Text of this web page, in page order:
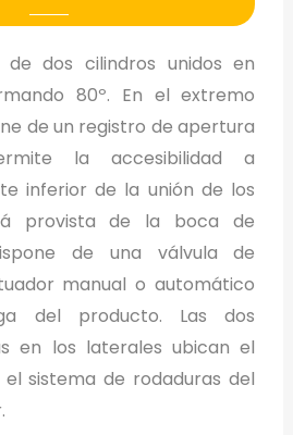
dos cilindros unidos en
80º. En el extremo
de un registro de apertura
la accesibilidad a
inferior de la unión de los
provista de la boca de
de una válvula de
manual o automático
del producto. Las dos
en los laterales ubican el
sistema de rodaduras del